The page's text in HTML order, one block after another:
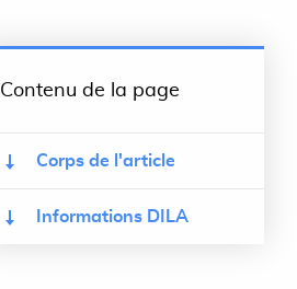
Contenu de la page
Corps de l'article
Informations DILA